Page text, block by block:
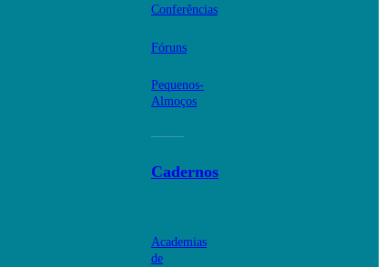
Conferências
Fóruns
Pequenos-
Almoços
Cadernos
Academias
de